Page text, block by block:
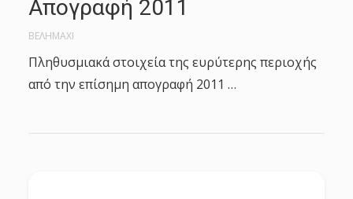
Απογραφή 2011
ΒΕΛΗΜΑΧΙ
Πληθυσμιακά στοιχεία της ευρύτερης περιοχής
από την επίσημη απογραφή 2011 …